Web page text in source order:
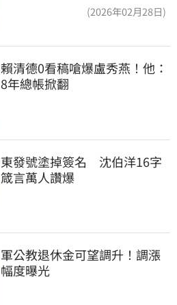
(2026年02月28日)
賴清德0看稿嗆爆盧秀燕！他：
8年總帳掀翻
東發號塗掉簽名　沈伯洋16字
箴言萬人讚爆
軍公教退休金可望調升！調漲
幅度曝光